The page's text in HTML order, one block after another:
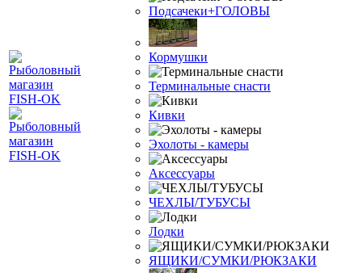
Подсачеки+ГОЛОВЫ
Кормушки
Терминальные снасти
Кивки
Эхолоты - камеры
Аксессуары
ЧЕХЛЫ/ТУБУСЫ
Лодки
ЯЩИКИ/СУМКИ/РЮКЗАКИ